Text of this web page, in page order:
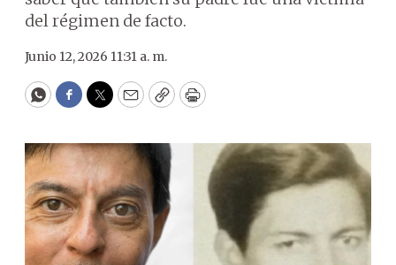
del régimen de facto.
Junio 12, 2026 11:31 a. m.
WhatsApp
Facebook
Twitter
EmailCopyPrint